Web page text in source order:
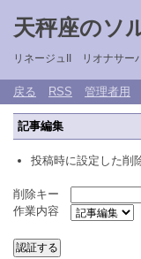
天秤座のソ
リネージュII リオナサー
戻る RSS 管理者用
記事編集
投稿時に設定した削
削除キー
作業内容